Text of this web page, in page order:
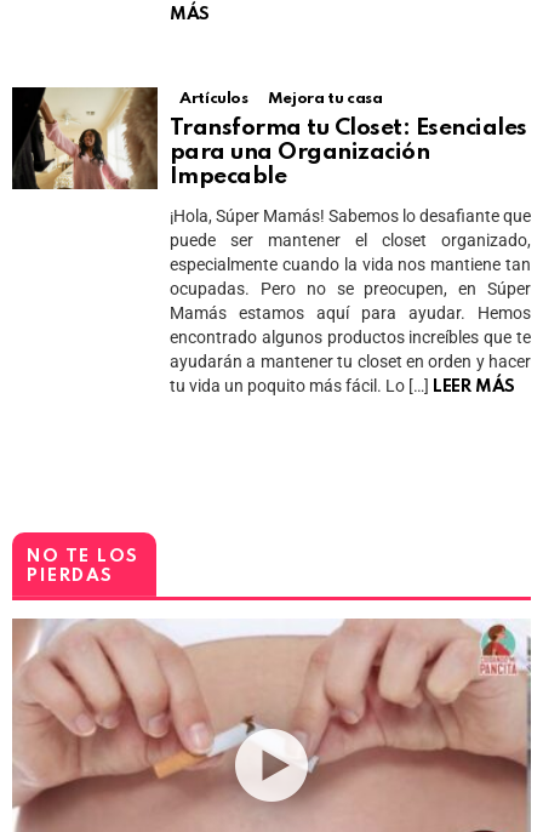
MÁS
Artículos Mejora tu casa
Transforma tu Closet: Esenciales
para una Organización
Impecable
¡Hola, Súper Mamás! Sabemos lo desafiante que
puede ser mantener el closet organizado,
especialmente cuando la vida nos mantiene tan
ocupadas. Pero no se preocupen, en Súper
Mamás estamos aquí para ayudar. Hemos
encontrado algunos productos increíbles que te
ayudarán a mantener tu closet en orden y hacer
tu vida un poquito más fácil. Lo […] LEER MÁS
NO TE LOS
PIERDAS